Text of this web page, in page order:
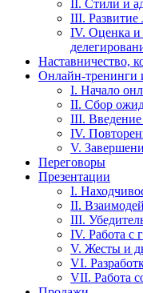
II. Стили и
III. Развитие
IV. Оценка и
Наставничество,
Онлайн-тренинги
I. Начало
II. Сбор
III. Введение
IV.
V.
Переговоры
Презентации
I.
II.
III.
IV. Работа с
V. Жесты и
VI.
VII. Работа